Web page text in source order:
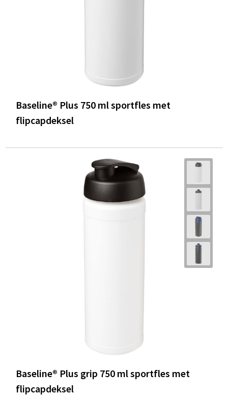
Baseline® Plus 750 ml sportfles met
flipcapdeksel
Baseline® Plus grip 750 ml sportfles met
flipcapdeksel